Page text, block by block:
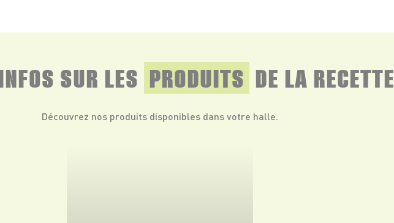
SUR LES PRODUITS DE LA RECETTE
Découvrez nos produits disponibles dans votre halle.